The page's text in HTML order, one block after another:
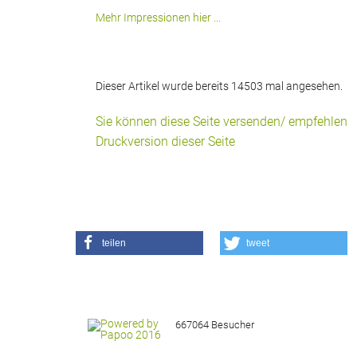
Mehr Impressionen hier ...
Dieser Artikel wurde bereits 14503 mal angesehen.
Sie können diese Seite versenden/ empfehlen
Druckversion dieser Seite
teilen tweet
667064 Besucher